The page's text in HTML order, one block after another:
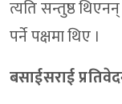
त्यति सन्तुष्ठ
पर्ने पक्षमा थिए ।
बसाईसराई